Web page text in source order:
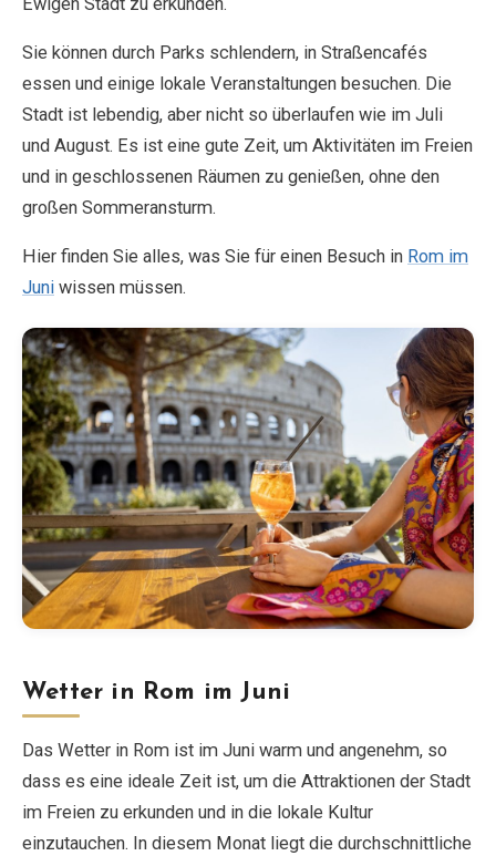
Sie können durch Parks schlendern, in Straßencafés
essen und einige lokale Veranstaltungen besuchen. Die
Stadt ist lebendig, aber nicht so überlaufen wie im Juli
und August. Es ist eine gute Zeit, um Aktivitäten im Freien
und in geschlossenen Räumen zu genießen, ohne den
großen Sommeransturm.
Hier finden Sie alles, was Sie für einen Besuch in Rom im
Juni wissen müssen.
Wetter in Rom im Juni
Das Wetter in Rom ist im Juni warm und angenehm, so
dass es eine ideale Zeit ist, um die Attraktionen der Stadt
im Freien zu erkunden und in die lokale Kultur
einzutauchen. In diesem Monat liegt die durchschnittliche